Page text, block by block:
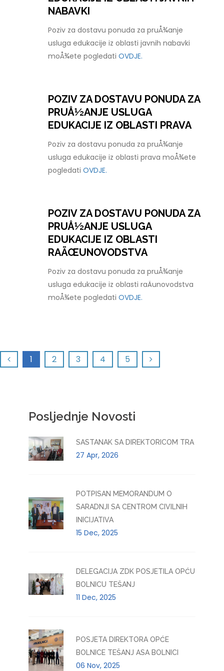
NABAVKI
Poziv za dostavu ponuda za pruÅ¾anje
usluga edukacije iz oblasti javnih nabavki
moÅ¾ete pogledatiOVDJE.
POZIV ZA DOSTAVU PONUDA ZA
PRUÅ½ANJE USLUGA
EDUKACIJE IZ OBLASTI PRAVA
Poziv za dostavu ponuda za pruÅ¾anje
usluga edukacije iz oblasti prava moÅ¾ete
pogledatiOVDJE.
POZIV ZA DOSTAVU PONUDA ZA
PRUÅ½ANJE USLUGA
EDUKACIJE IZ OBLASTI
RAÄŒUNOVODSTVA
Poziv za dostavu ponuda za pruÅ¾anje
usluga edukacije iz oblasti raÄunovodstva
moÅ¾ete pogledatiOVDJE.
1 2 3 4 5
Posljednje Novosti
SASTANAK SA DIREKTORICOM TRA
27 Apr, 2026
POTPISAN MEMORANDUM O
SARADNJI SA CENTROM CIVILNIH
INICIJATIVA
15 Dec, 2025
DELEGACIJA ZDK POSJETILA OPĆU
BOLNICU TEŠANJ
11 Dec, 2025
POSJETA DIREKTORA OPĆE
BOLNICE TEŠANJ ASA BOLNICI
06 Nov, 2025